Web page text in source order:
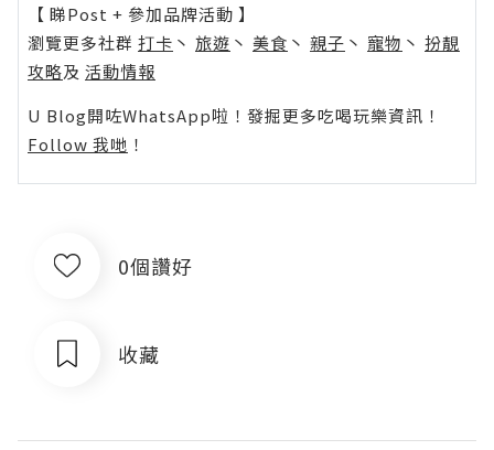
【 睇Post + 參加品牌活動 】
瀏覽更多社群 打卡 丶 旅遊 丶 美食 丶 親子 丶 寵物 丶 扮靚
攻略及 活動情報
U Blog開咗WhatsApp啦！發掘更多吃喝玩樂資訊！
Follow 我哋 ！
0個讚好
收藏